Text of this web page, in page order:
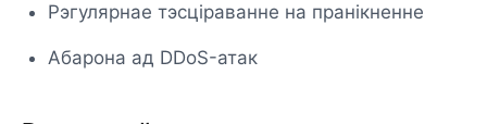
Рэгулярнае тэсціраванне на пранікненне
Абарона ад DDoS-атак